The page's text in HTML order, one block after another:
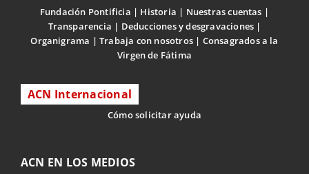
Fundación Pontificia Historia
Nuestras cuentas
Transparencia
Deducciones y desgravaciones
Organigrama
Trabaja con nosotros
Consagrados a la
Virgen de Fátima
ACN Internacional
Cómo solicitar ayuda
ACN EN LOS MEDIOS